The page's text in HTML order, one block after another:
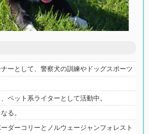
ーとして、警察犬の訓練やドッグスポーツ
ペット系ライターとして活動中。
る。
ダーコリーとノルウェージャンフォレスト